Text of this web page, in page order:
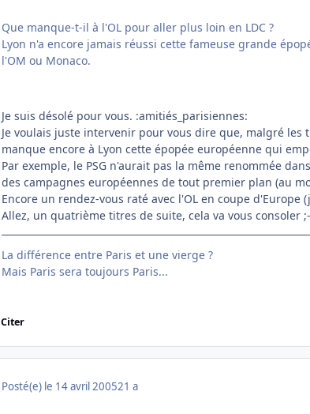
Que manque-t-il à l'OL pour aller plus loin en LDC ?
Lyon n'a encore jamais réussi cette fameuse grande
l'OM ou Monaco.
Je suis désolé pour vous. :amitiés_parisiennes:
Je voulais juste intervenir pour vous dire que, malgré
manque encore à Lyon cette épopée européenne qui
Par exemple, le PSG n'aurait pas la même renommée
des campagnes européennes de tout premier plan (au
Encore un rendez-vous raté avec l'OL en coupe
Allez, un quatrième titres de suite, cela va vous consoler
La différence entre Paris et une vierge ?
Mais Paris sera toujours Paris...
Citer
Posté(e) le 14 avril 200521 a